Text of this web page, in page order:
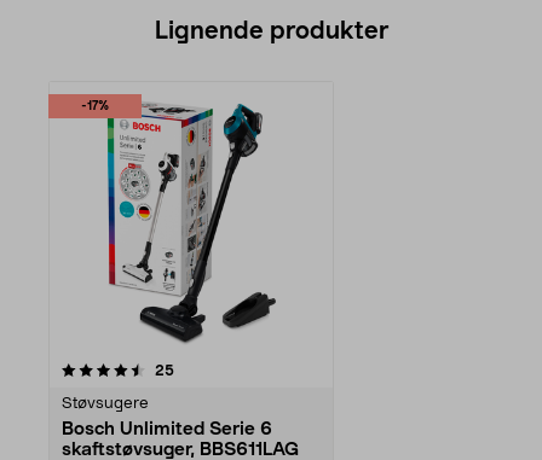
Lignende produkter
-17%
25anmeldelser
Støvsugere
Bosch Unlimited Serie 6
skaftstøvsuger, BBS611LAG